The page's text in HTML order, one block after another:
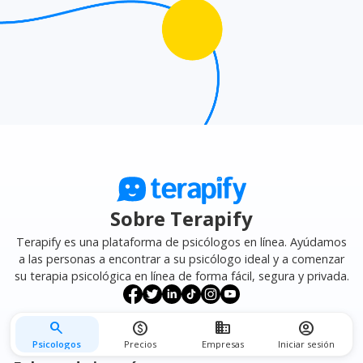
search
Psicologos
monetization_on
Precios
business
Empresas
account_circle
Iniciar sesión
Sobre Terapify
Terapify es una plataforma de psicólogos en línea. Ayúdamos
a las personas a encontrar a su psicólogo ideal y a comenzar
su terapia psicológica en línea de forma fácil, segura y privada.